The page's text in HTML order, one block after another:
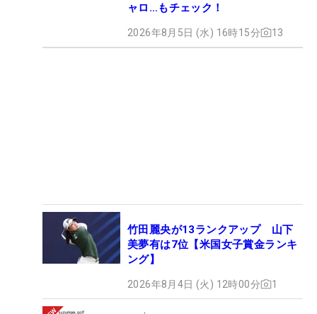
ャロ…もチェック！
2026年8月5日 (水) 16時15分 13
竹田麗央が13ランクアップ 山下
美夢有は7位【米国女子賞金ランキ
ング】
2026年8月4日 (火) 12時00分 1